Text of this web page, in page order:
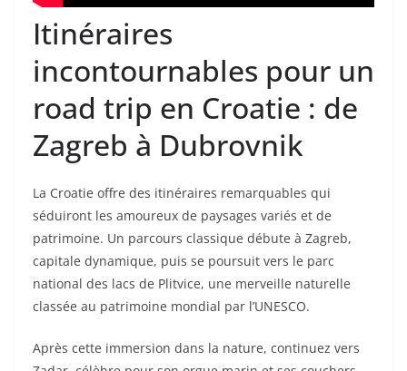
Itinéraires
incontournables pour un
road trip en Croatie : de
Zagreb à Dubrovnik
La Croatie offre des itinéraires remarquables qui
séduiront les amoureux de paysages variés et de
patrimoine. Un parcours classique débute à Zagreb,
capitale dynamique, puis se poursuit vers le parc
national des lacs de Plitvice, une merveille naturelle
classée au patrimoine mondial par l’UNESCO.
Après cette immersion dans la nature, continuez vers